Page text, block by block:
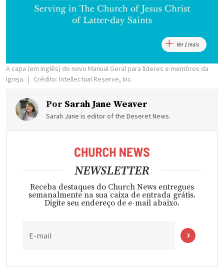
Ver 1 mais
A capa (em inglês) do novo Manual Geral para líderes e membros da
Igreja.
Crédito: Intellectual Reserve, Inc.
Por Sarah Jane Weaver
Sarah Jane is editor of the Deseret News.
NEWSLETTER
Receba destaques do Church News entregues
semanalmente na sua caixa de entrada grátis.
Digite seu endereço de e-mail abaixo.
E-mail